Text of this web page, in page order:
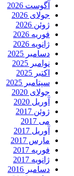
آگوست 2026
جولای 2026
ژوئن 2026
فوریه 2026
ژانویه 2026
دسامبر 2025
نوامبر 2025
اکتبر 2025
سپتامبر 2025
جولای 2020
آوریل 2020
ژوئن 2017
می 2017
آوریل 2017
مارس 2017
فوریه 2017
ژانویه 2017
دسامبر 2016